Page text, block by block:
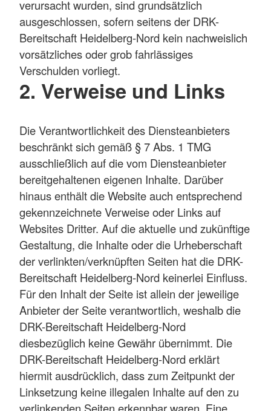
verursacht wurden, sind grundsätzlich
ausgeschlossen, sofern seitens der DRK-
Bereitschaft Heidelberg-Nord kein nachweislich
vorsätzliches oder grob fahrlässiges
Verschulden vorliegt.
2. Verweise und Links
Die Verantwortlichkeit des Diensteanbieters
beschränkt sich gemäß § 7 Abs. 1 TMG
ausschließlich auf die vom Diensteanbieter
bereitgehaltenen eigenen Inhalte. Darüber
hinaus enthält die Website auch entsprechend
gekennzeichnete Verweise oder Links auf
Websites Dritter. Auf die aktuelle und zukünftige
Gestaltung, die Inhalte oder die Urheberschaft
der verlinkten/verknüpften Seiten hat die DRK-
Bereitschaft Heidelberg-Nord keinerlei Einfluss.
Für den Inhalt der Seite ist allein der jeweilige
Anbieter der Seite verantwortlich, weshalb die
DRK-Bereitschaft Heidelberg-Nord
diesbezüglich keine Gewähr übernimmt. Die
DRK-Bereitschaft Heidelberg-Nord erklärt
hiermit ausdrücklich, dass zum Zeitpunkt der
Linksetzung keine illegalen Inhalte auf den zu
verlinkenden Seiten erkennbar waren. Eine